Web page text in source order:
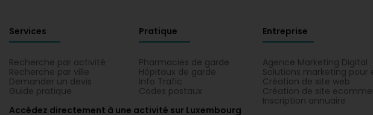
Services
Recherche par activité
Recherche par ville
Demander un devis
Guide pratique
Pratique
Pharmacies de garde
Hôpitaux de garde
Info Trafic
Codes postaux
Entreprise
Agence Marketing Digital
Solutions marketing pour
Création de site web
Création de site
Inscription annuaire
Accédez directement à une activité sur Luxembourg